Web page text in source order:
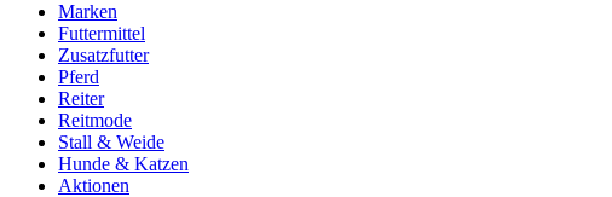
Marken
Futtermittel
Zusatzfutter
Pferd
Reiter
Reitmode
Stall & Weide
Hunde & Katzen
Aktionen